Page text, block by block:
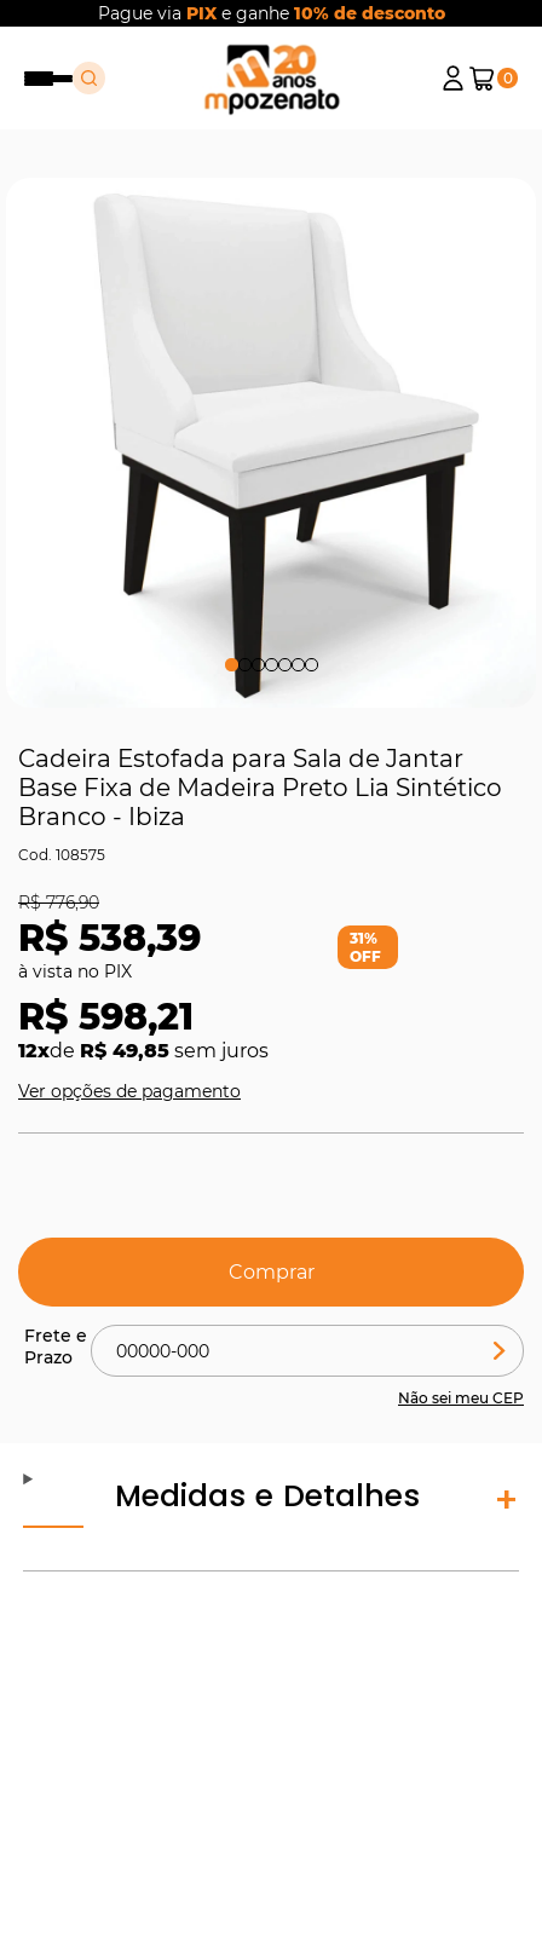
Pague via PIXe ganhe 10% de desconto
0
Cadeira Estofada para Sala de Jantar
Base Fixa de Madeira Preto Lia Sintético
Branco - Ibiza
108575
R$ 538,39
R$ 776,90
R$ 598,21
12xde R$ 49,85 sem juros
31%
OFF
Ver opções de pagamento
Comprar
Não sei meu CEP
Medidas e Detalhes